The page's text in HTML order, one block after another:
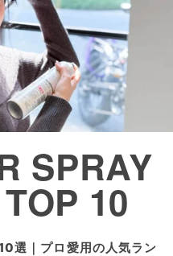
SPRAY
10
選｜プロ愛用の人気ラン